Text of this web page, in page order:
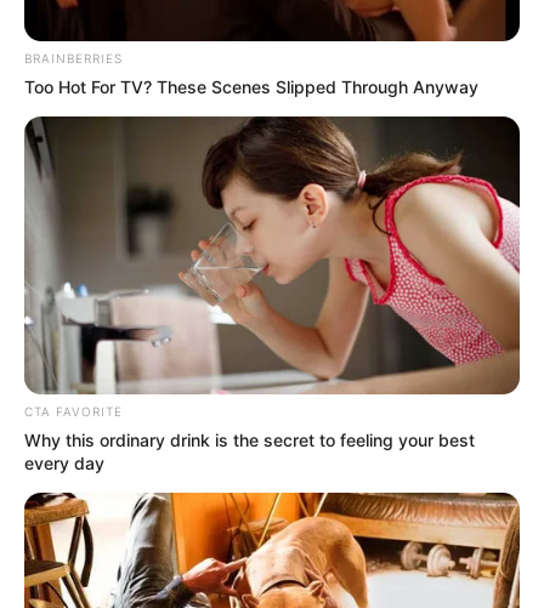
Συναγερμός σήμανε στις τοπικές Αρχές το
βράδυ της Κυριακής (31/05) στη Νέα Αρτάκη,
ύστερα από τροχαίο ατύχημα που είχε ως
αποτέλεσμα τον τραυματισμό ενός αναβάτη.
Σύμφωνα με το ρεπορτάζ του
eviathema.gr, το
περιστατικό έλαβε χώρα όταν ένα επιβατικό
αυτοκίνητο (ΙΧ) συγκρούστηκε πλαγιομετωπικά
με δίκυκλη μοτοσυκλέτα.
Η σύγκρουση των δύο οχημάτων ήταν ιδιαίτερα
σφοδρή, με συνέπεια ο οδηγός του δικύκλου να
βρεθεί στο οδόστρωμα και να υποστεί σοβαρά
BRAINBERRIES
Too Hot For TV? These Scenes Slipped Through Anyway
CTA FAVORITE
Why this ordinary drink is the secret to feeling your best
every day